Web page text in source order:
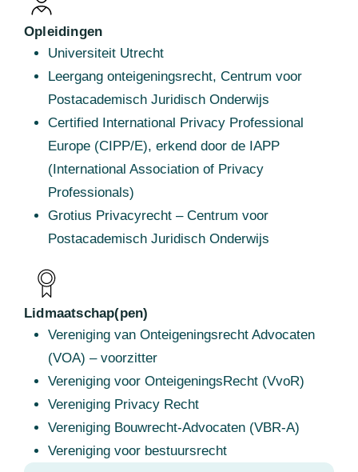
Opleidingen
Universiteit Utrecht
Leergang onteigeningsrecht, Centrum voor
Postacademisch Juridisch Onderwijs
Certified International Privacy Professional
Europe (CIPP/E), erkend door de IAPP
(International Association of Privacy
Professionals)
Grotius Privacyrecht – Centrum voor
Postacademisch Juridisch Onderwijs
Lidmaatschap(pen)
Vereniging van Onteigeningsrecht Advocaten
(VOA) – voorzitter
Vereniging voor OnteigeningsRecht (VvoR)
Vereniging Privacy Recht
Vereniging Bouwrecht-Advocaten (VBR-A)
Vereniging voor bestuursrecht